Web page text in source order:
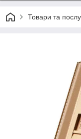
Товари та